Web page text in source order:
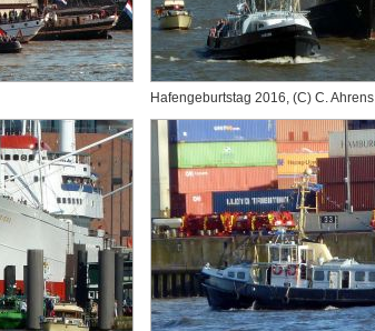
Hafengeburtstag 2016, (C) C. Ahrens